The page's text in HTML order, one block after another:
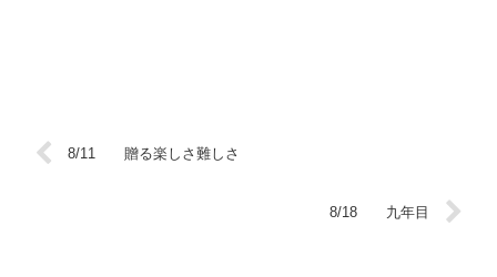
8/11 贈る楽しさ難しさ
8/18 九年目